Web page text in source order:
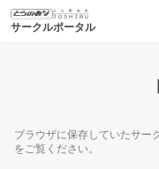
サークルポータル
ブラウザに保存していたサー
をご覧ください。